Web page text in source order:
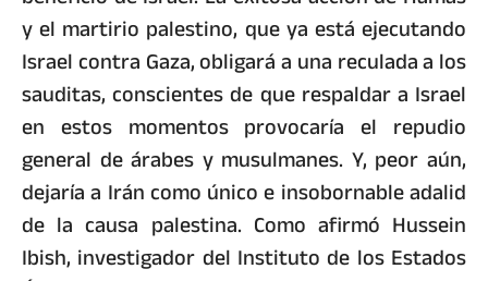
y el martirio palestino, que ya está ejecutando
Israel contra Gaza, obligará a una reculada a los
sauditas, conscientes de que respaldar a Israel
en estos momentos provocaría el repudio
general de árabes y musulmanes. Y, peor aún,
dejaría a Irán como único e insobornable adalid
de la causa palestina. Como afirmó Hussein
Ibish, investigador del Instituto de los Estados